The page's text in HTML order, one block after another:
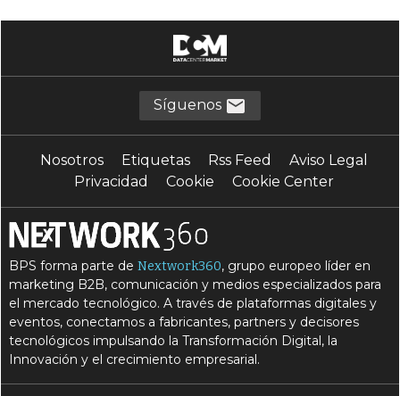
Síguenos
Nosotros Etiquetas Rss Feed
Aviso Legal
Privacidad
Cookie Cookie Center
BPS forma parte deNextwork360, grupo europeo líder en
marketing B2B, comunicación y medios especializados para
el mercado tecnológico. A través de plataformas digitales y
eventos, conectamos a fabricantes, partners y decisores
tecnológicos impulsando la Transformación Digital, la
Innovación y el crecimiento empresarial.